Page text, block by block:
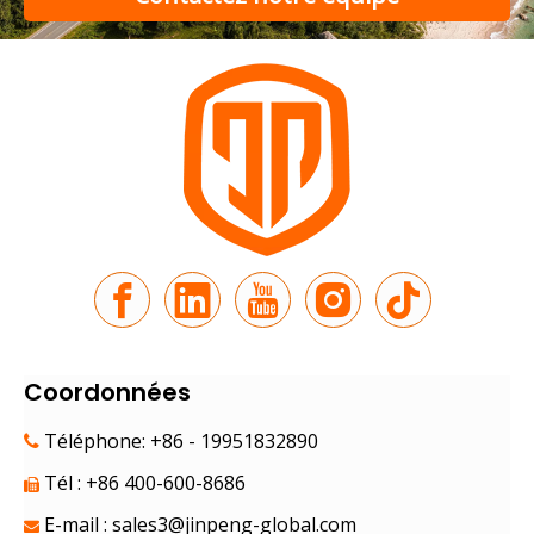
Comparez les pousse-pousse électriques et les
d"assistance
Coordonnées
 Téléphone: +86 - 19951832890
 Tél : +86 400-600-8686
 E-mail : sales3@jinpeng-global.com